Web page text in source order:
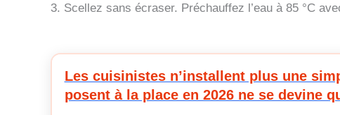
3. Scellez sans écraser. Préchauffez l’eau à 85 °C
Les cuisinistes n’installent plus une
posent à la place en 2026 ne se devine